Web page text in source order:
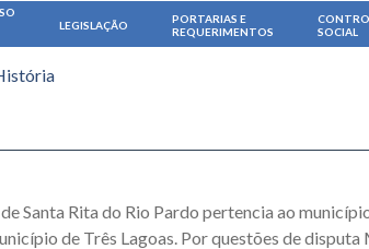
LEGISLAÇÃO
PORTARIAS E
REQUERIMENTOS
SOCIAL
Santa Rita do Rio Pardo pertencia ao
de Três Lagoas. Por questões de